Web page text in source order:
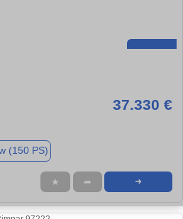
37.330 €
(150 PS)
★ ➦ ➜